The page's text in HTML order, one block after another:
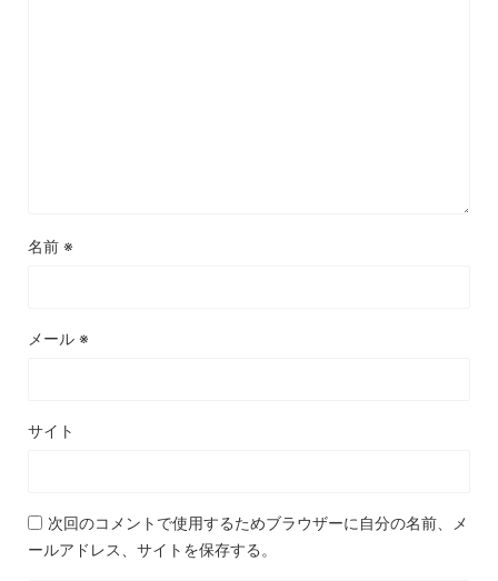
名前 ※
メール ※
サイト
次回のコメントで使用するためブラウザーに自分の名前、メ
ールアドレス、サイトを保存する。